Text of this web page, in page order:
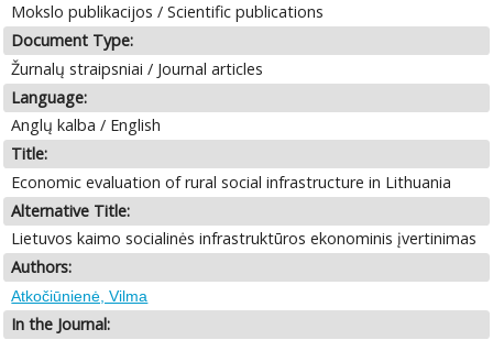
Mokslo publikacijos / Scientific publications
Document Type:
Žurnalų straipsniai / Journal articles
Language:
Anglų kalba / English
Title:
Economic evaluation of rural social infrastructure in Lithuania
Alternative Title:
Lietuvos kaimo socialinės infrastruktūros ekonominis įvertinimas
Authors:
Atkočiūnienė, Vilma
In the Journal: